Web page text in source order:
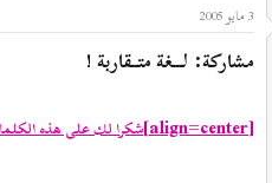
3 مايو 2005
مشاركة: لـــغة متــقاربة !
[align=center]
شكرا لك على هذه